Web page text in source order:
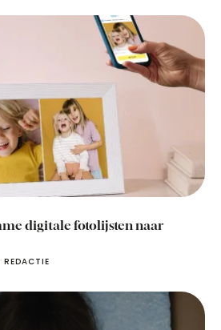
digitale fotolijsten naar
REDACTIE